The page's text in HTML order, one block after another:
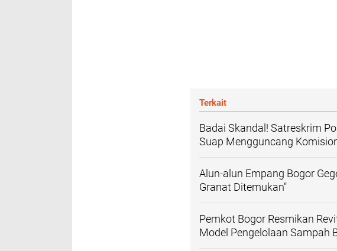
Terkait
Badai Skandal! Satreskrim
Suap Mengguncang
Alun-alun Empang Bogor
Granat Ditemukan"
Pemkot Bogor Resmikan
Model Pengelolaan Sampah